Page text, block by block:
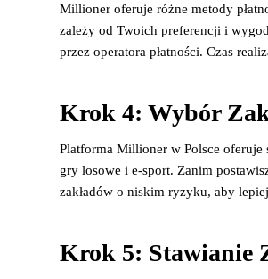
Millioner oferuje różne metody
zależy od Twoich preferencji i
przez operatora płatności. Czas
Krok 4: Wybór
Platforma Millioner w Polsce
gry losowe i e-sport. Zanim
zakładów o niskim ryzyku, aby
Krok 5: Stawianie